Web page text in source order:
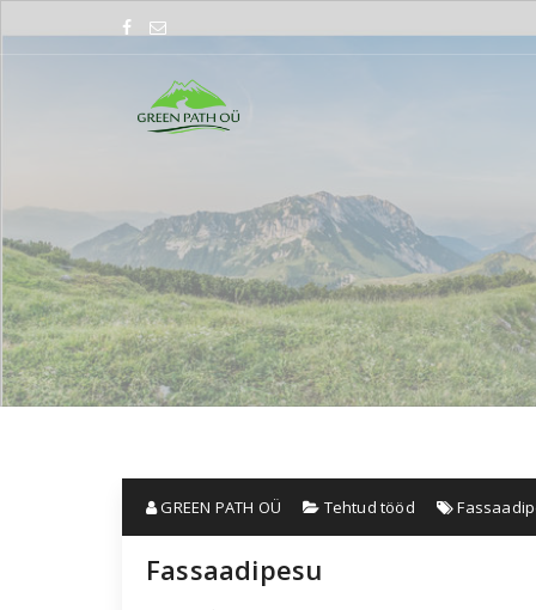
to
GREEN PATH OÜ Tehtud tööd
Fassaadipesu